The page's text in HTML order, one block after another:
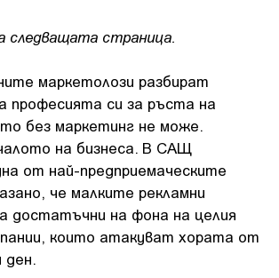
следващата страница.
маркетолози разбират
професията си за ръста на
без маркетинг не може.
на бизнеса. В САЩ
от най-предприемаческите
че малките рекламни
достатъчни на фона на целия
които атакуват хората от
ден.